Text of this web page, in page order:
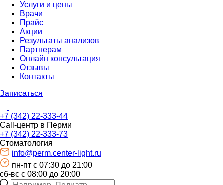
Услуги и цены
Врачи
Прайс
Акции
Результаты анализов
Партнерам
Онлайн консультация
Отзывы
Контакты
Записаться
+7 (342) 22-333-44
Call-центр в Перми
+7 (342) 22-333-73
Стоматология
info@perm.center-light.ru
пн-пт c 07:30 до 21:00
сб-вс с 08:00 до 20:00